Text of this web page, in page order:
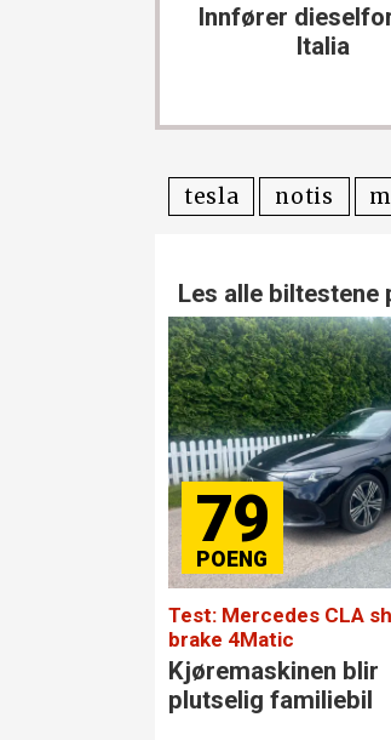
Innfører
Italia
tesla notis
Les alle biltestene
79
Test: Mercedes CLA
brake 4Matic
Kjøremaskinen blir
plutselig familiebil